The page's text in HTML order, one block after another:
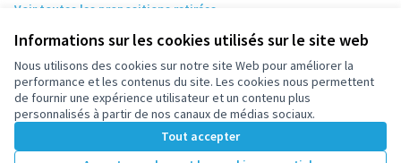
Informations sur les cookies utilisés sur le site web
Nous utilisons des cookies sur notre site Web pour améliorer la
performance et les contenus du site. Les cookies nous permettent
de fournir une expérience utilisateur et un contenu plus
personnalisés à partir de nos canaux de médias sociaux.
Tout accepter
Voir toutes les propositions retirées
Conditions d'utilisation
Paramètres des cookies
participez.nanterre.fr sur X
(Lien externe)
participez.nanterre.fr sur Facebook
participez.nanterre.fr sur Instagram
participez.nanterre.fr sur YouTube
(Lien externe)
participez.nanterre.fr sur GitHub
(Lien externe)